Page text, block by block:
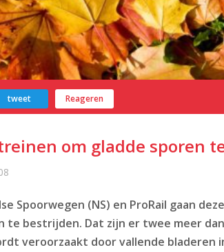
tweet Reageren
om gladde sporen
Spoorwegen (NS) en ProRail gaan
te bestrijden. Dat zijn er twee meer
veroorzaakt door vallende bladeren